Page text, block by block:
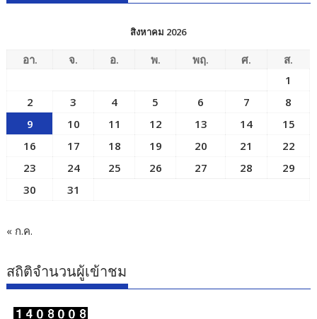
สิงหาคม 2026
อา. จ. อ. พ. พฤ. ศ.
ส.
1
2
3 4 5 6 7
8
9
10 11 12 13 14
15
16
17 18 19 20 21
22
23
24 25 26 27 28
29
30
31
« ก.ค.
สถิติจำนวนผู้เข้าชม